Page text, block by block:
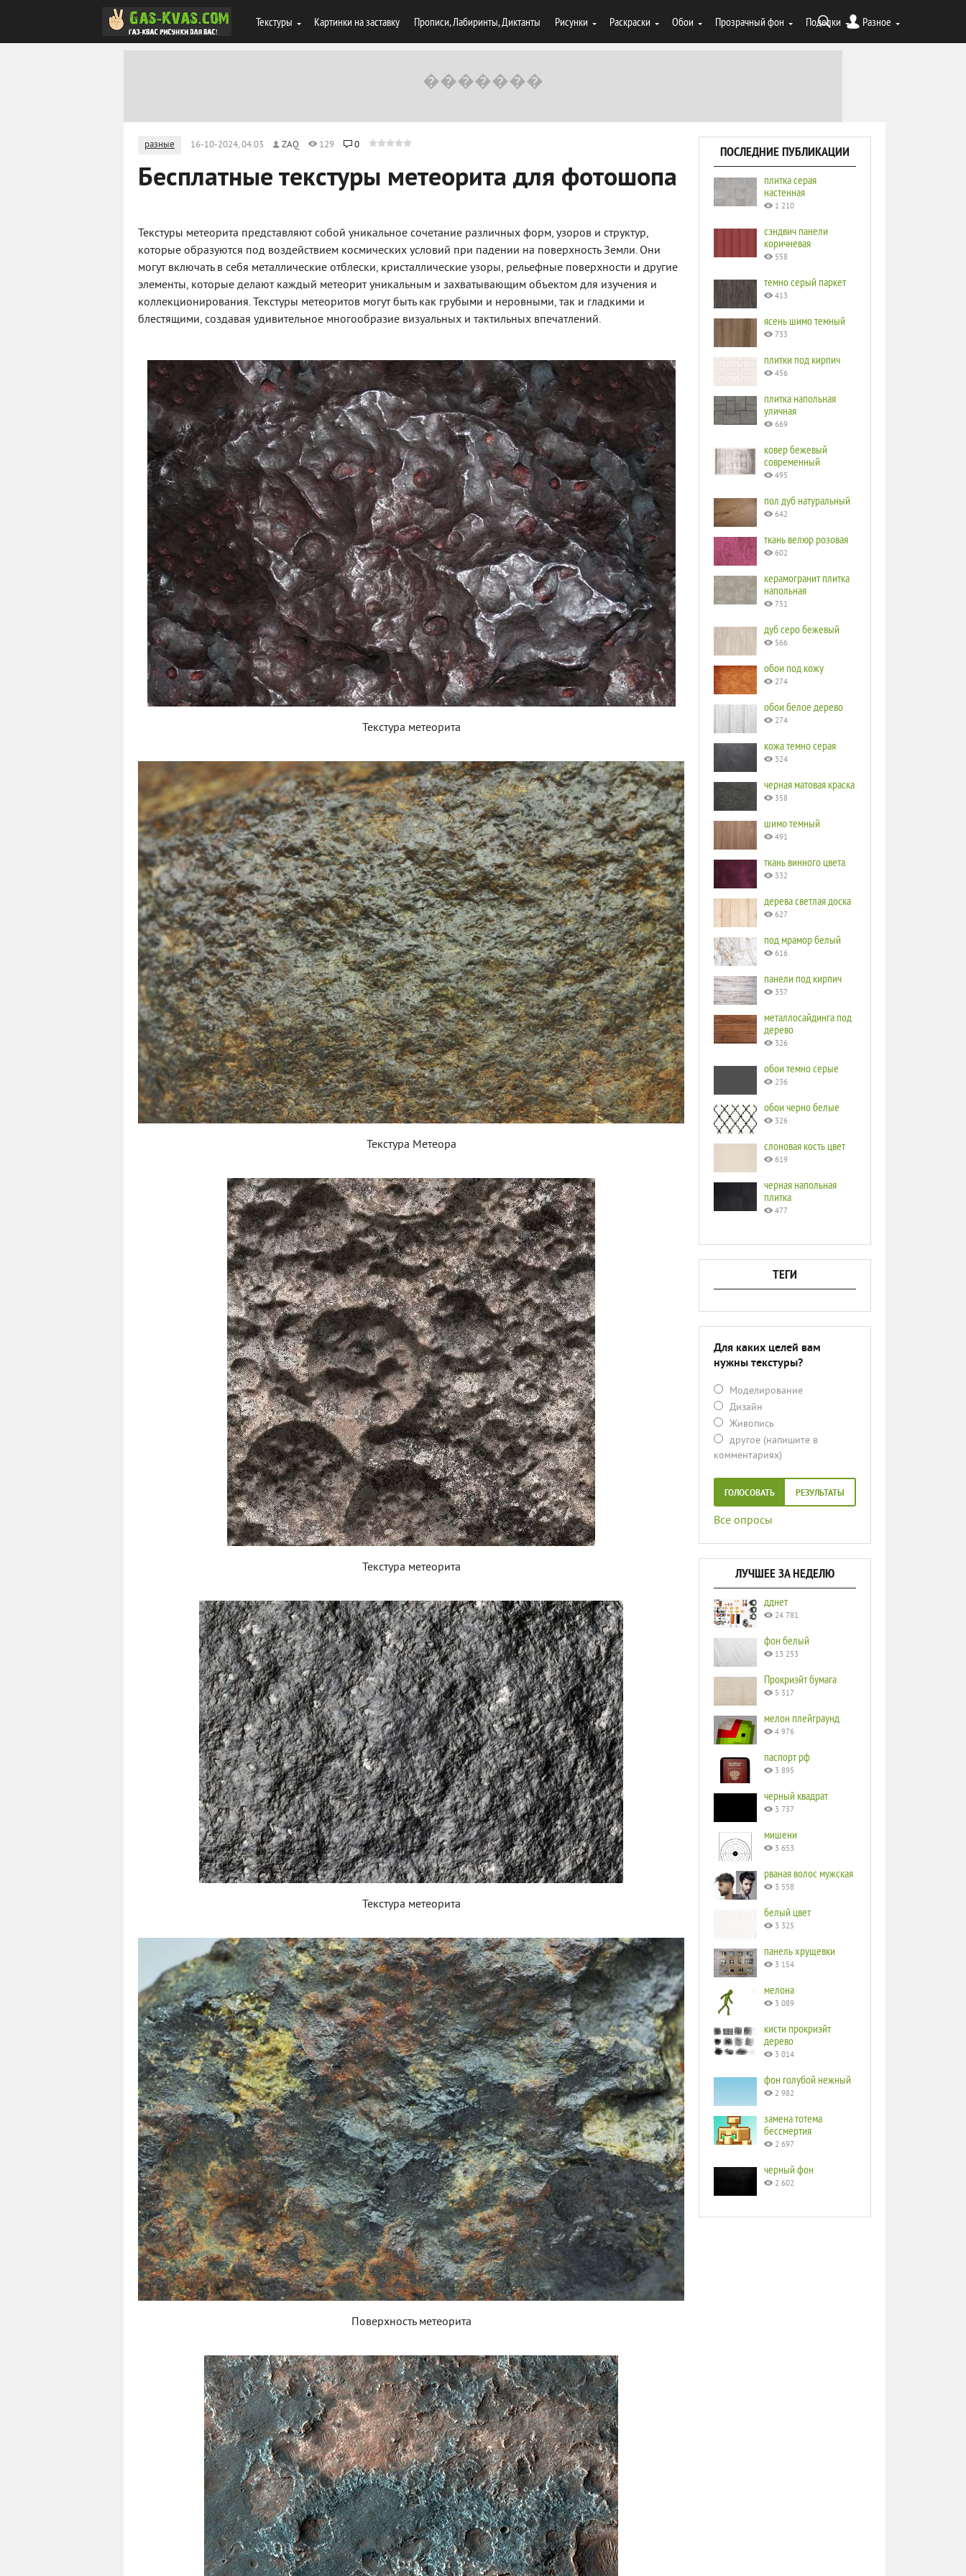
Текстуры Картинки на заставку Прописи, Лабиринты, Диктанты Рисунки Раскраски Обои Прозрачный фон Поделки Разное
разные 16-10-2024, 04:03 ZAQ 129 0
Бесплатные текстуры метеорита для фотошопа
Текстуры метеорита представляют собой уникальное сочетание различных форм, узоров и структур,
которые образуются под воздействием космических условий при падении на поверхность Земли. Они
могут включать в себя металлические отблески, кристаллические узоры, рельефные поверхности и другие
элементы, которые делают каждый метеорит уникальным и захватывающим объектом для изучения и
коллекционирования. Текстуры метеоритов могут быть как грубыми и неровными, так и гладкими и
блестящими, создавая удивительное многообразие визуальных и тактильных впечатлений.
Текстура метеорита
Текстура Метеора
Текстура метеорита
Текстура метеорита
Поверхность метеорита
ПОСЛЕДНИЕ ПУБЛИКАЦИИ
плитка серая
настенная
1 210
сэндвич панели
коричневая
558
темно серый паркет
413
ясень шимо темный
733
плитки под кирпич
456
плитка напольная
уличная
669
ковер бежевый
современный
495
пол дуб натуральный
642
ткань велюр розовая
602
керамогранит плитка
напольная
751
дуб серо бежевый
566
обои под кожу
274
обои белое дерево
274
кожа темно серая
324
черная матовая краска
358
шимо темный
491
ткань винного цвета
332
дерева светлая доска
627
под мрамор белый
616
панели под кирпич
337
металлосайдинга под
дерево
326
обои темно серые
236
обои черно белые
326
слоновая кость цвет
619
черная напольная
плитка
477
ТЕГИ
Для каких целей вам
нужны текстуры?
Моделирование
Дизайн
Живопись
другое (напишите в
комментариях)
ГОЛОСОВАТЬ РЕЗУЛЬТАТЫ
Все опросы
ЛУЧШЕЕ ЗА НЕДЕЛЮ
дднет
24 781
фон белый
13 253
Прокриэйт бумага
5 317
мелон плейграунд
4 976
паспорт рф
3 895
черный квадрат
3 737
мишени
3 653
рваная волос мужская
3 558
белый цвет
3 325
панель хрущевки
3 154
мелона
3 089
кисти прокриэйт
дерево
3 014
фон голубой нежный
2 982
замена тотема
бессмертия
2 697
черный фон
2 602